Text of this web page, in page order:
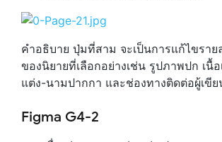
คำอธิบาย ปุ่มที่สาม จะเป็นการแก้ไขราย
ของนิยายที่เลือกอย่างเช่น รูปภาพปก เนื้
แต่ง-นามปากกา และช่องทางติดต่อผู้เขีย
Figma G4-2